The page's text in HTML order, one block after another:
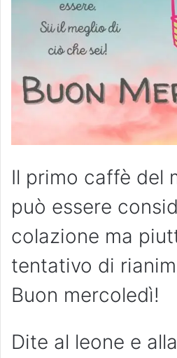
Il primo caffè del
può essere
colazione ma
tentativo di
Buon mercoledì!
Dite al leone e